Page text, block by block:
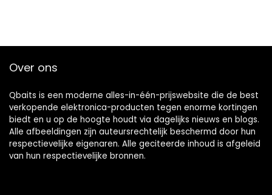
Over ons
Qbaits is een moderne alles-in-één-prijswebsite die de best
verkopende elektronica-producten tegen enorme kortingen
biedt en u op de hoogte houdt via dagelijks nieuws en blogs.
Alle afbeeldingen zijn auteursrechtelijk beschermd door hun
respectievelijke eigenaren. Alle geciteerde inhoud is afgeleid
van hun respectievelijke bronnen.